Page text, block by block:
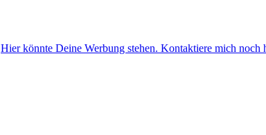
Hier könnte Deine Werbung stehen. Kontaktiere mich noch